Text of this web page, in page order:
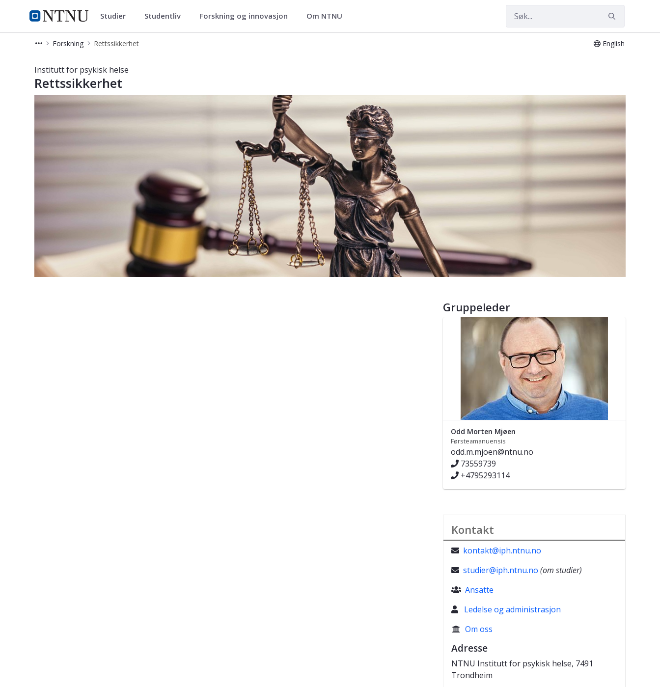
NTNU Hjemmeside
Institutt for psykisk helse
Studier Studentliv Forskning og innovasjon Om NTNU
Forskning Rettssikkerhet English
Institutt for psykisk helse
Rettssikkerhet
Gruppeleder
Odd Morten Mjøen
Førsteamanuensis
odd.m.mjoen@ntnu.no
73559739
+4795293114
Kontakt
 kontakt@iph.ntnu.no
 studier@iph.ntnu.no (om studier)
 Ansatte
Ledelse og administrasjon
 Om oss
Adresse
NTNU Institutt for psykisk helse, 7491
Trondheim